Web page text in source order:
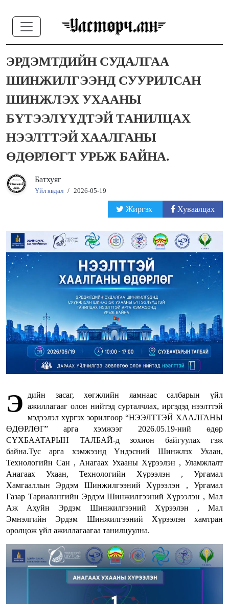
ЭРДЭМТДИЙН СУДАЛГАА
ШИНЖИЛГЭЭНД СУУРИЛСАН
ШИНЖЛЭХ УХААНЫ
БҮТЭЭЛҮҮДТЭЙ ТАНИЛЦАХ
НЭЭЛТТЭЙ ХААЛГАНЫ
ӨДӨРЛӨГТ УРЬЖ БАЙНА.
Батхуяг
Үйл явдал / 2026-05-19
Жиргэх Хуваалцах
Э
дийн засаг, хөгжлийн яамнаас салбарын үйл
ажиллагааг олон нийтэд сурталчлах, иргэдэд нээлттэй
мэдээлэл хүргэх зорилгоор “НЭЭЛТТЭЙ ХААЛГАНЫ
ӨДӨРЛӨГ” арга хэмжээг 2026.05.19-ний өдөр
СҮХБААТАРЫН ТАЛБАЙ-д зохион байгуулах гэж
байна.Тус арга хэмжээнд Үндэсний Шинжлэх Ухаан,
Технологийн Сан , Анагаах Ухааны Хүрээлэн , Уламжлалт
Анагаах Ухаан, Технологийн Хүрээлэн , Ургамал
Хамгааллын Эрдэм Шинжилгээний Хүрээлэн , Ургамал
Газар Тариалангийн Эрдэм Шинжилгээний Хүрээлэн , Мал
Аж Ахуйн Эрдэм Шинжилгээний Хүрээлэн , Мал
Эмнэлгийн Эрдэм Шинжилгээний Хүрээлэн хамтран
оролцож үйл ажиллагаагаа танилцуулна.